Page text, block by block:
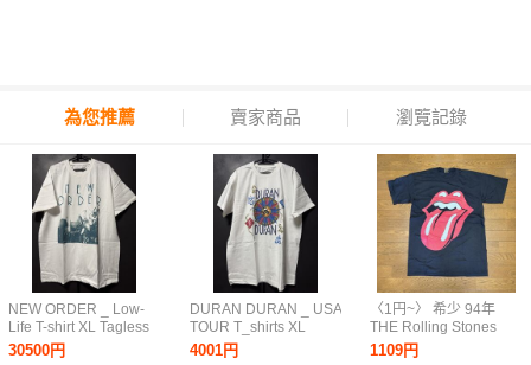
為您推薦 賣家商品 瀏覽記錄
NEW ORDER _ Low-
Life T-shirt XL Tagless
ニューオーダー
30500円
DURAN DURAN _ USA
TOUR T_shirts XL
Tagless New Romantic
4001円
〈1円~〉 希少 94年
THE Rolling Stones
Voodoo Lounge ツアー
1109円